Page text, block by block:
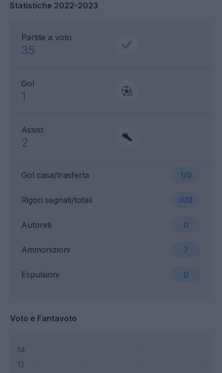
Statistiche 2022-2023
Partite a voto
35
Gol
1
Assist
2
Gol casa/trasferta 1/0
Ammonizioni 7
Rigori segnati/totali 0/0
Espulsioni 0
Autoreti 0
Voto e Fantavoto